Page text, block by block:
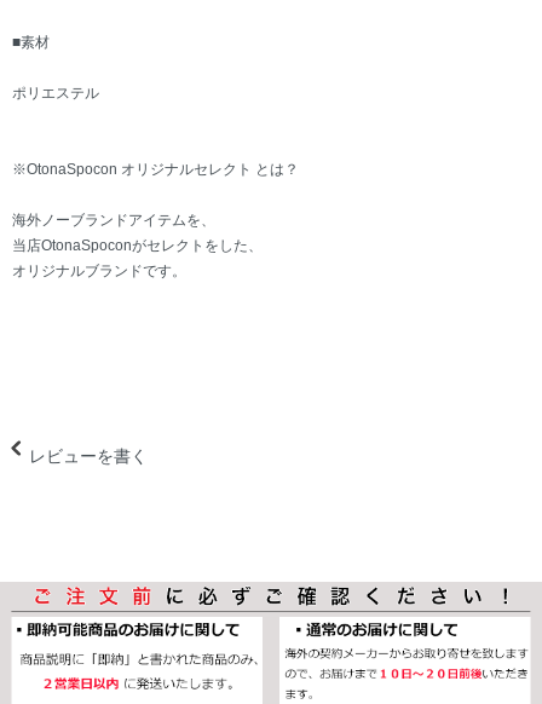
■素材
ポリエステル
※OtonaSpocon オリジナルセレクト とは？
海外ノーブランドアイテムを、
当店OtonaSpoconがセレクトをした、
オリジナルブランドです。
レビューを書く